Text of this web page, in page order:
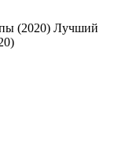
(2020) Лучший